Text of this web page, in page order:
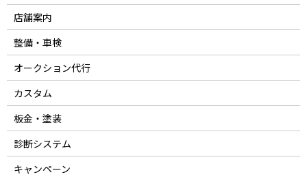
店舗案内
整備・車検
オークション代行
カスタム
板金・塗装
診断システム
キャンペーン